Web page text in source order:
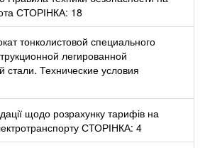
СТОРІНКА: 18
тонколистовой специального
легированной
стали. Технические условия
щодо розрахунку тарифів на
СТОРІНКА: 4